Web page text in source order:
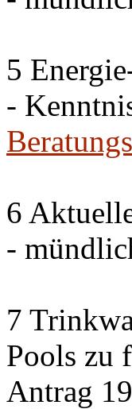
5
-
6
-
7
Pools zu
Antrag